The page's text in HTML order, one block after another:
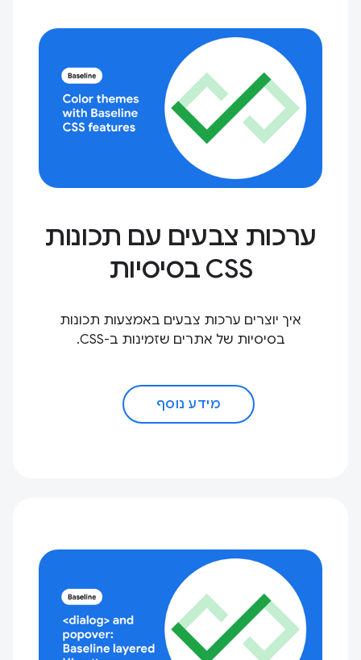
ערכות צבעים עם תכונות
CSS בסיסיות
איך יוצרים ערכות צבעים באמצעות תכונות
בסיסיות של אתרים שזמינות ב-CSS.
מידע נוסף